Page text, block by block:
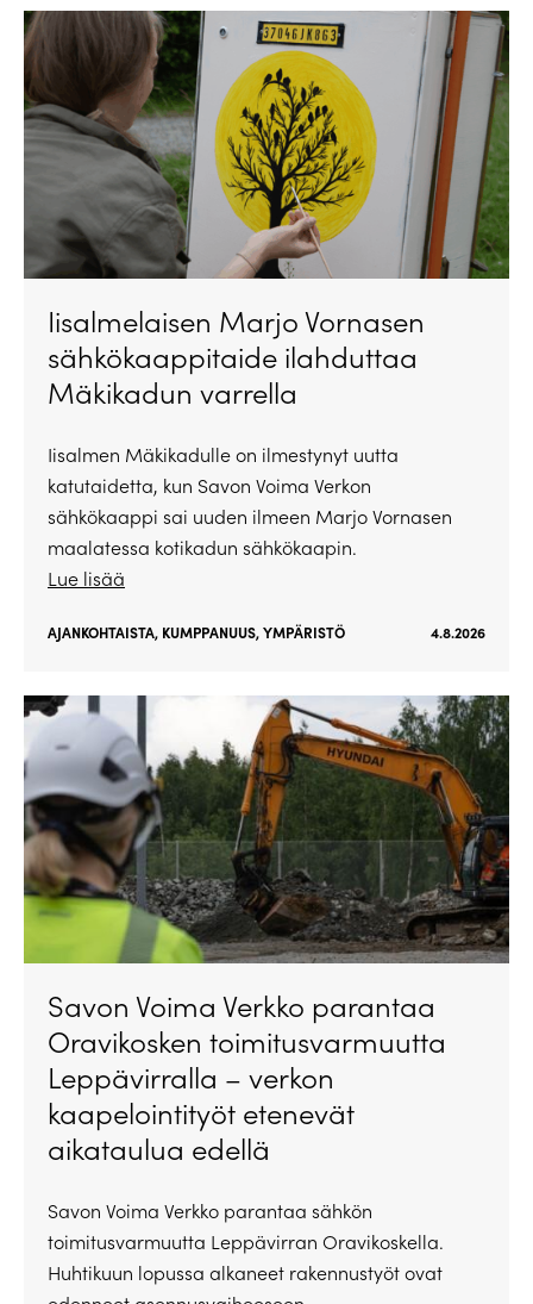
Iisalmelaisen Marjo Vornasen
sähkökaappitaide ilahduttaa
Mäkikadun varrella
Iisalmen Mäkikadulle on ilmestynyt uutta
katutaidetta, kun Savon Voima Verkon
sähkökaappi sai uuden ilmeen Marjo Vornasen
maalatessa kotikadun sähkökaapin.
Lue lisää
AJANKOHTAISTA, KUMPPANUUS,YMPÄRISTÖ 4.8.2026
Savon Voima Verkko parantaa
Oravikosken toimitusvarmuutta
Leppävirralla – verkon
kaapelointityöt etenevät
aikataulua edellä
Savon Voima Verkko parantaa sähkön
toimitusvarmuutta Leppävirran Oravikoskella.
Huhtikuun lopussa alkaneet rakennustyöt ovat